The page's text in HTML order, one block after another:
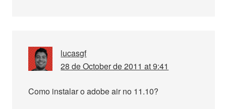
lucasgf
28 de October de 2011 at 9:41
Como instalar o adobe air no 11.10?